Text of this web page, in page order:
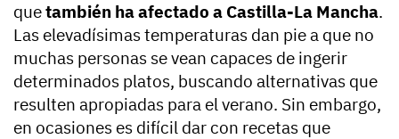
quetambién ha afectado a Castilla-La Mancha.
Las elevadísimas temperaturas dan pie a que no
muchas personas se vean capaces de ingerir
determinados platos, buscando alternativas que
resulten apropiadas para el verano. Sin embargo,
en ocasiones es difícil dar con recetas que